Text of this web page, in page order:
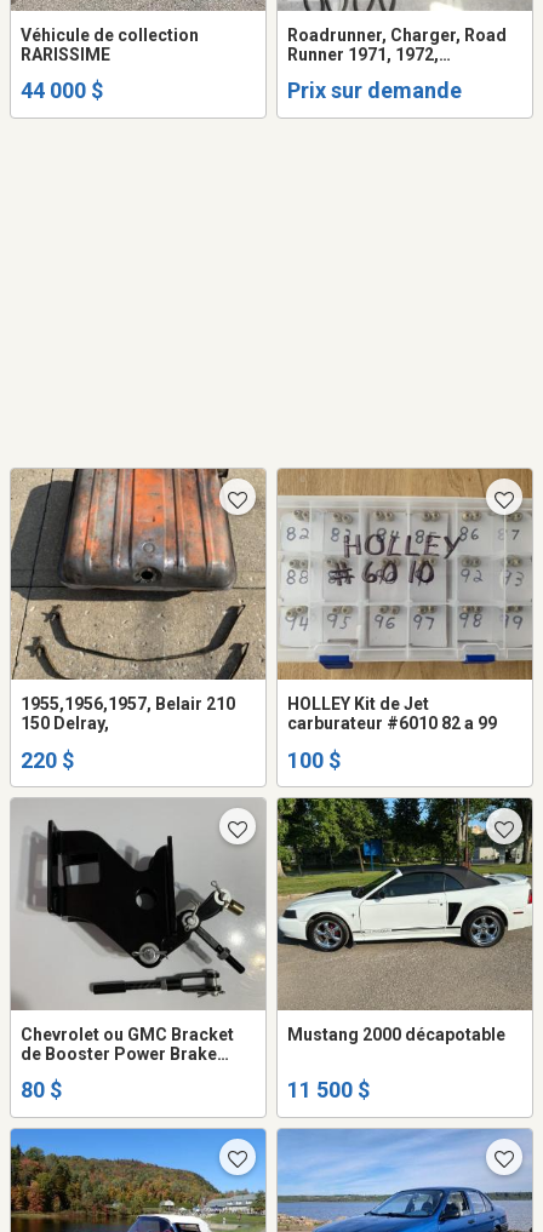
Véhicule de collection
RARISSIME
44 000 $
Roadrunner, Charger, Road
Runner 1971, 1972,
Prix sur demande
1955,1956,1957, Belair 210
150 Delray,
220 $
HOLLEY Kit de Jet
carburateur #6010 82 a 99
100 $
Chevrolet ou GMC Bracket
de Booster Power Brake
80 $
Mustang 2000 décapotable
11 500 $